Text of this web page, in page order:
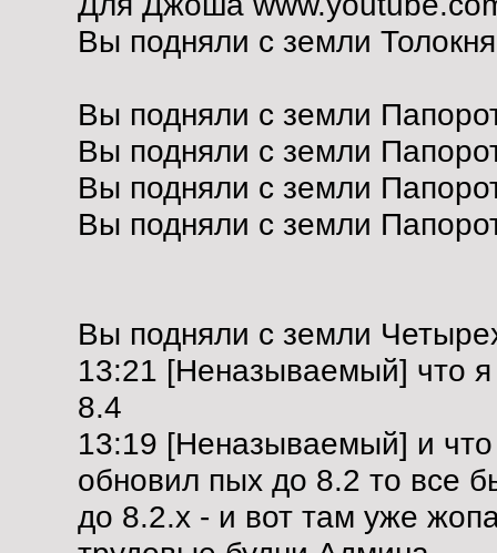
Вы подняли с земли
Вы подняли с земли
Вы подняли с земли
Вы подняли с земли
Вы подняли с земли
Вы подняли с земли
13:21 [Неназываемый] что
8.4
13:19 [Неназываемый] и что
обновил пых до 8.2 то все
до 8.2.х - и вот там уже